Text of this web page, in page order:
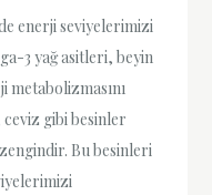
enerji seviyelerimizi
3 yağ asitleri, beyin
metabolizmasını
gibi besinler
Bu besinleri